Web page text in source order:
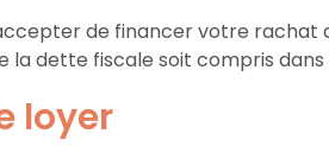
de financer votre rachat
la dette fiscale soit compris
loyer